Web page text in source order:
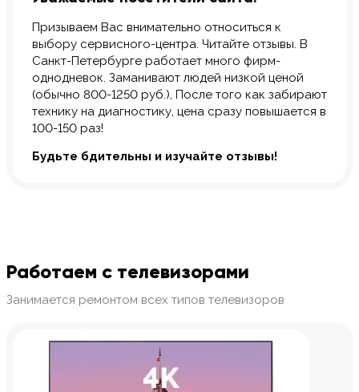
Призываем Вас внимательно относиться к
выбору сервисного-центра. Читайте отзывы. В
Санкт-Петербурге работает много фирм-
однодневок. Заманивают людей низкой ценой
(обычно 800-1250 руб.), После того как забирают
технику на диагностику, цена сразу повышается в
100-150 раз!
Будьте бдительны и изучайте отзывы!
Работаем с телевизорами
Занимается ремонтом всех типов телевизоров